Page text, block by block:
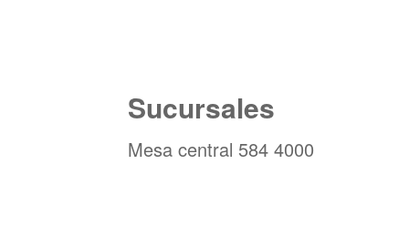
Sucursales
Mesa central 584 4000